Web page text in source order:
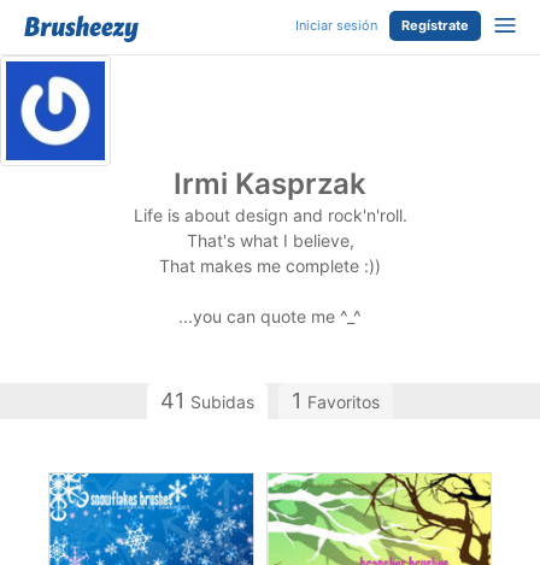
Iniciar sesión Regístrate
Irmi Kasprzak
Life is about design and rock'n'roll.
That's what I believe,
That makes me complete :))
...you can quote me ^_^
41 Subidas 1 Favoritos